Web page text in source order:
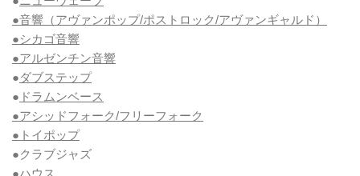
●音響（アヴァンポップ/ポストロック/アヴァンギャルド）
●シカゴ音響
●アルゼンチン音響
●ダブステップ
● ドラムンベース
●アシッドフォーク/フリーフォーク
●トイポップ
●クラブジャズ
●ハウス